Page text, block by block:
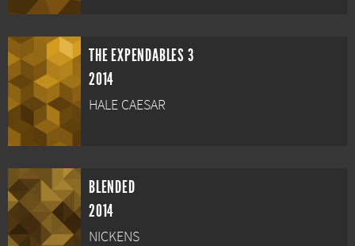
THE EXPENDABLES 3
2014
HALE CAESAR
BLENDED
2014
NICKENS